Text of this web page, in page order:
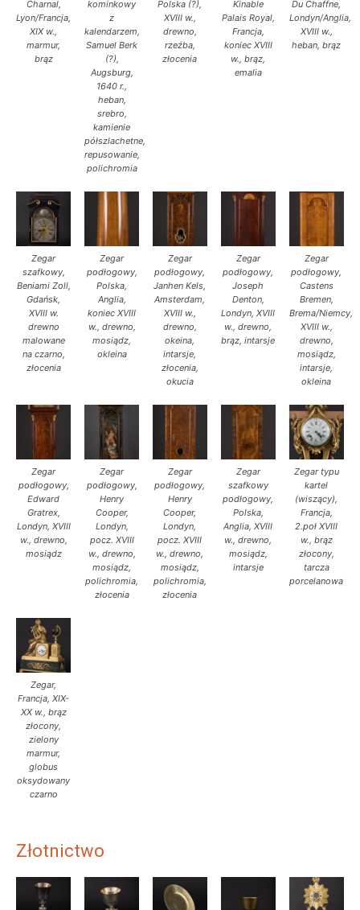
Charnal,
Lyon/Francja,
XIX w.,
marmur,
brąz
kominkowy
z
kalendarzem,
Samuel Berk
(?),
Augsburg,
1640 r.,
heban,
srebro,
kamienie
półszlachetne,
repusowanie,
polichromia
Polska (?),
XVIII w.,
drewno,
rzeźba,
złocenia
Kinable
Palais Royal,
Francja,
koniec XVIII
w., brąz,
emalia
Du Chaffne,
Londyn/Anglia,
XVIII w.,
heban, brąz
Zegar
szafkowy,
Beniami Zoll,
Gdańsk,
XVIII w.
drewno
malowane
na czarno,
złocenia
Zegar
podłogowy,
Polska,
Anglia,
koniec XVIII
w., drewno,
mosiądz,
okleina
Zegar
podłogowy,
Janhen Kels,
Amsterdam,
XVIII w.,
drewno,
okeina,
intarsje,
złocenia,
okucia
Zegar
podłogowy,
Joseph
Denton,
Londyn, XVIII
w., drewno,
brąz, intarsje
Zegar
podłogowy,
Castens
Bremen,
Brema/Niemcy,
XVIII w.,
drewno,
mosiądz,
intarsje,
okleina
Zegar
podłogowy,
Edward
Gratrex,
Londyn, XVIII
w., drewno,
mosiądz
Zegar
podłogowy,
Henry
Cooper,
Londyn,
pocz. XVIII
w., drewno,
mosiądz,
polichromia,
złocenia
Zegar
podłogowy,
Henry
Cooper,
Londyn,
pocz. XVIII
w., drewno,
mosiądz,
polichromia,
złocenia
Zegar
szafkowy
podłogowy,
Polska,
Anglia, XVIII
w., drewno,
mosiądz,
intarsje
Zegar typu
kartel
(wiszący),
Francja,
2.poł XVIII
w., brąz
złocony,
tarcza
porcelanowa
Zegar,
Francja, XIX-
XX w., brąz
złocony,
zielony
marmur,
globus
oksydowany
czarno
Złotnictwo